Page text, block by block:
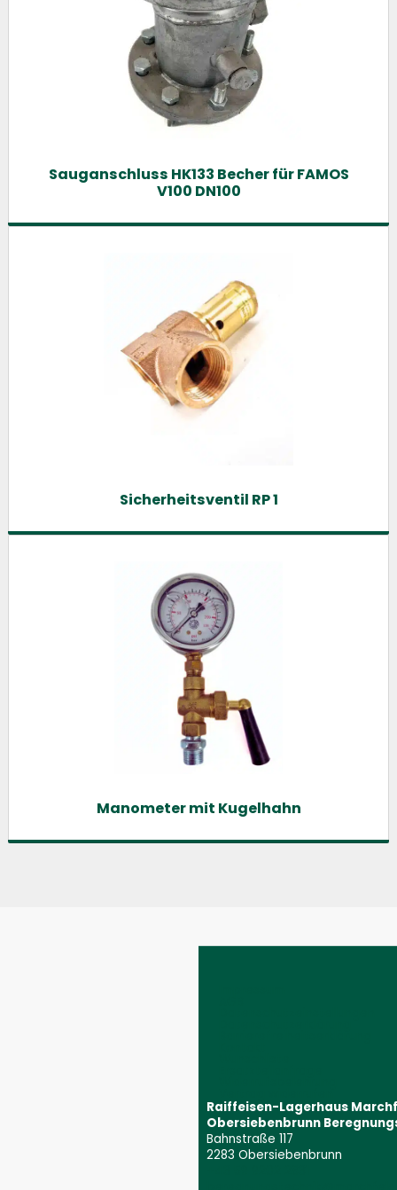
Sauganschluss HK133 Becher für FAMOS
V100 DN100
Sicherheitsventil RP 1
Manometer mit Kugelhahn
Raiffeisen-Lagerhaus
Obersiebenbrunn
Bahnstraße 117
2283 Obersiebenbrunn